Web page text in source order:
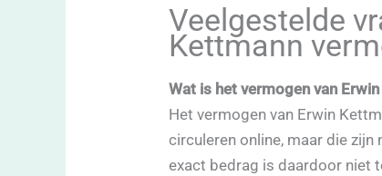
Veelgestelde
Kettmann
Wat is het vermogen van
Het vermogen van Erwin
circuleren online, maar die
exact bedrag is daardoor niet